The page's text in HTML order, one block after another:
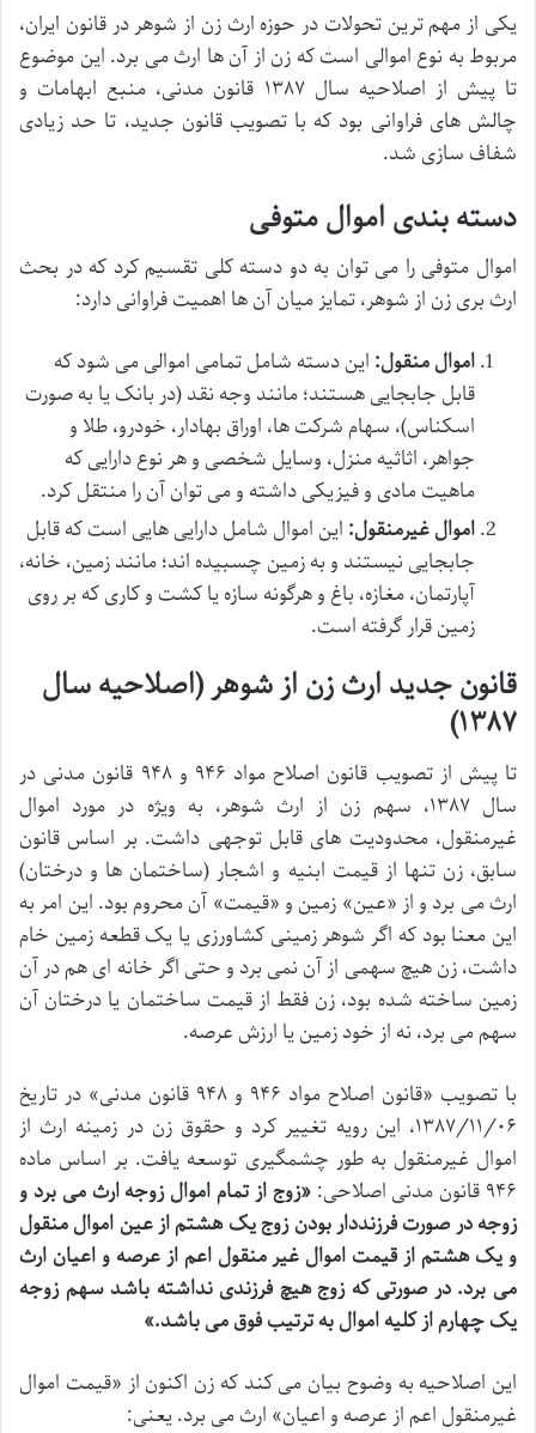
یکی از مهم ترین تحولات در حوزه ارث زن از شوهر در قانون ایران،
مربوط به نوع اموالی است که زن از آن ها ارث می برد. این موضوع
تا پیش از اصلاحیه سال ۱۳۸۷ قانون مدنی، منبع ابهامات و
چالش های فراوانی بود که با تصویب قانون جدید، تا حد زیادی
شفاف سازی شد.
دسته بندی اموال متوفی
اموال متوفی را می توان به دو دسته کلی تقسیم کرد که در بحث
ارث بری زن از شوهر، تمایز میان آن ها اهمیت فراوانی دارد:
اموال منقول: این دسته شامل تمامی اموالی می شود که
قابل جابجایی هستند؛ مانند وجه نقد (در بانک یا به صورت
اسکناس)، سهام شرکت ها، اوراق بهادار، خودرو، طلا و
جواهر، اثاثیه منزل، وسایل شخصی و هر نوع دارایی که
ماهیت مادی و فیزیکی داشته و می توان آن را منتقل کرد.
اموال غیرمنقول: این اموال شامل دارایی هایی است که قابل
جابجایی نیستند و به زمین چسبیده اند؛ مانند زمین، خانه،
آپارتمان، مغازه، باغ و هرگونه سازه یا کشت و کاری که بر روی
زمین قرار گرفته است.
قانون جدید ارث زن از شوهر (اصلاحیه سال
۱۳۸۷)
تا پیش از تصویب قانون اصلاح مواد ۹۴۶ و ۹۴۸ قانون مدنی در
سال ۱۳۸۷، سهم زن از ارث شوهر، به ویژه در مورد اموال
غیرمنقول، محدودیت های قابل توجهی داشت. بر اساس قانون
سابق، زن تنها از قیمت ابنیه و اشجار (ساختمان ها و درختان)
ارث می برد و از «عین» زمین و «قیمت» آن محروم بود. این امر به
این معنا بود که اگر شوهر زمینی کشاورزی یا یک قطعه زمین خام
داشت، زن هیچ سهمی از آن نمی برد و حتی اگر خانه ای هم در آن
زمین ساخته شده بود، زن فقط از قیمت ساختمان یا درختان آن
سهم می برد، نه از خود زمین یا ارزش عرصه.
با تصویب «قانون اصلاح مواد ۹۴۶ و ۹۴۸ قانون مدنی» در تاریخ
۱۳۸۷/۱۱/۰۶، این رویه تغییر کرد و حقوق زن در زمینه ارث از
اموال غیرمنقول به طور چشمگیری توسعه یافت. بر اساس ماده
۹۴۶ قانون مدنی اصلاحی:
«زوج از تمام اموال زوجه ارث می برد و
زوجه در صورت فرزنددار بودن زوج یک هشتم از عین اموال منقول
و یک هشتم از قیمت اموال غیر منقول اعم از عرصه و اعیان ارث
می برد. در صورتی که زوج هیچ فرزندی نداشته باشد سهم زوجه
یک چهارم از کلیه اموال به ترتیب فوق می باشد.»
این اصلاحیه به وضوح بیان می کند که زن اکنون از «قیمت اموال
غیرمنقول اعم از عرصه و اعیان» ارث می برد. یعنی: